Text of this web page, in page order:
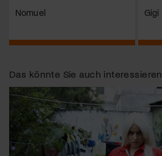
Nomuel Gigi
Das könnte Sie auch interessieren